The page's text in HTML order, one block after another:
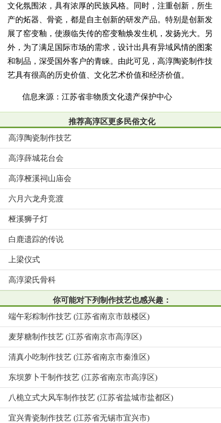
文化氛围浓，具有浓厚的民族风格。同时，注重创新，所生
产的炻器、骨瓷，都是自主创新的研发产品。特别是创新发
展了窑变釉，使濒临失传的窑变釉焕发生机，发扬光大。另
外，为了满足国际市场的需求，设计出具有异域风情的图案
和制品，深受国外客户的青睐。由此可见，高淳陶瓷制作技
艺具有很高的历史价值、文化艺术价值和经济价值。
信息来源：江苏省非物质文化遗产保护中心
推荐高淳区更多民俗文化
高淳陶瓷制作技艺
高淳薛城花台会
高淳桠溪祠山庙会
六月六龙舟竞渡
桠溪狮子灯
白鹿遗踪的传说
上梁仪式
高淳梁氏骨科
你可能对下列制作技艺也感兴趣：
端午彩粽制作技艺 (江苏省南京市鼓楼区)
麦芽糖制作技艺 (江苏省南京市高淳区)
清真小吃制作技艺 (江苏省南京市秦淮区)
东坝萝卜干制作技艺 (江苏省南京市高淳区)
八桅立式大风车制作技艺 (江苏省盐城市盐都区)
宜兴青瓷制作技艺 (江苏省无锡市宜兴市)